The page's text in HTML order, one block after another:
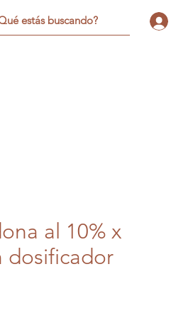
al 10% x
dosificador